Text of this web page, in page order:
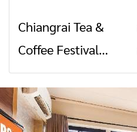
สัญญาณขาด การ
สื่อสารต้องไม่หยุด
ข่าวเชียงราย
Chiangrai Tea &
Coffee Festival
2026